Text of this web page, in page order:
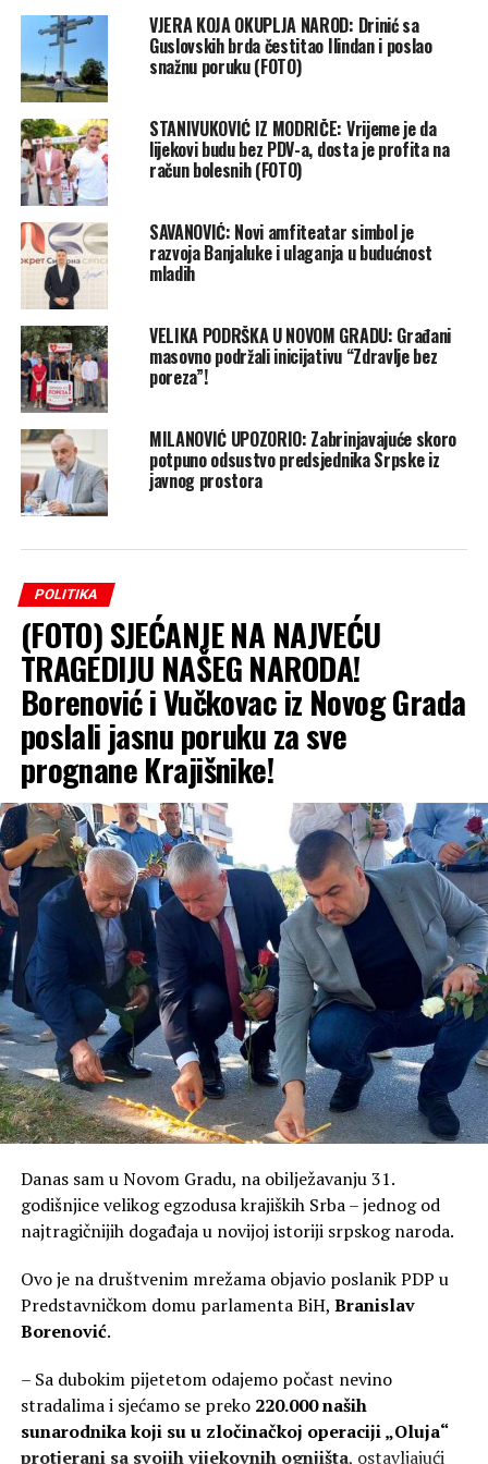
VJERA KOJA OKUPLJA NAROD: Drinić sa
Guslovskih brda čestitao Ilindan i poslao
snažnu poruku (FOTO)
STANIVUKOVIĆ IZ MODRIČE: Vrijeme je da
lijekovi budu bez PDV-a, dosta je profita na
račun bolesnih (FOTO)
SAVANOVIĆ: Novi amfiteatar simbol je
razvoja Banjaluke i ulaganja u budućnost
mladih
VELIKA PODRŠKA U NOVOM GRADU: Građani
masovno podržali inicijativu “Zdravlje bez
poreza”!
MILANOVIĆ UPOZORIO: Zabrinjavajuće skoro
potpuno odsustvo predsjednika Srpske iz
javnog prostora
POLITIKA
(FOTO) SJEĆANJE NA NAJVEĆU
TRAGEDIJU NAŠEG NARODA!
Borenović i Vučkovac iz Novog Grada
poslali jasnu poruku za sve
prognane Krajišnike!
Danas sam u Novom Gradu, na obilježavanju 31.
godišnjice velikog egzodusa krajiških Srba – jednog od
najtragičnijih događaja u novijoj istoriji srpskog naroda.
Ovo je na društvenim mrežama objavio poslanik PDP u
Predstavničkom domu parlamenta BiH, Branislav
Borenović.
– Sa dubokim pijetetom odajemo počast nevino
stradalima i sjećamo se preko 220.000 naših
sunarodnika koji su u zločinačkoj operaciji „Oluja“
protjerani sa svojih vijekovnih ognjišta, ostavljajući